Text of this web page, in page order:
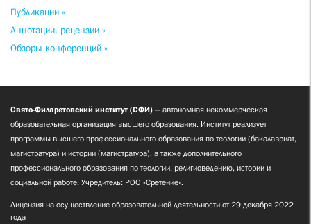
Публикации »
Аннотации, рецензии »
Обзоры конференций »
Свято-Филаретовский институт (СФИ) — автономная некоммерческая
образовательная организация высшего образования. Институт реализует
программы высшего профессионального образования по теологии (бакалавриат,
магистратура) и истории (магистратура), а также дополнительного
профессионального образования по теологии, религиоведению, истории и
социальной работе. Учредитель: РОО «Сретение».
Лицензия на осуществление образовательной деятельности от 29 декабря 2022
года